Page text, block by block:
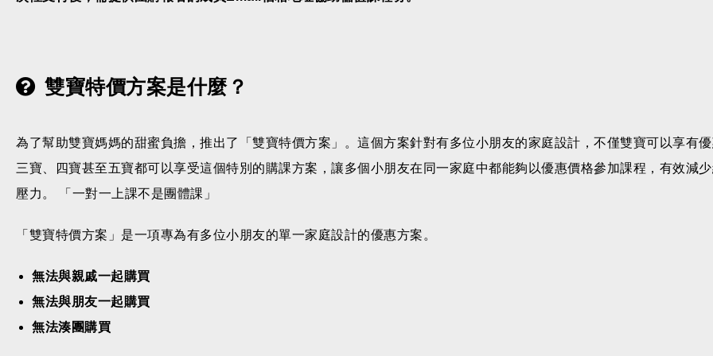
雙寶特價方案是什麼？
為了幫助雙寶媽媽的甜蜜負擔，推出了「雙寶特價方案」。這個方案針對有多位小朋友的家庭設計，不僅雙寶可以享有優
三寶、四寶甚至五寶都可以享受這個特別的購課方案，讓多個小朋友在同一家庭中都能夠以優惠價格參加課程，有效減
壓力。 「一對一上課不是團體課」
「雙寶特價方案」是一項專為有多位小朋友的單一家庭設計的優惠方案。
無法與親戚一起購買
無法與朋友一起購買
無法湊團購買